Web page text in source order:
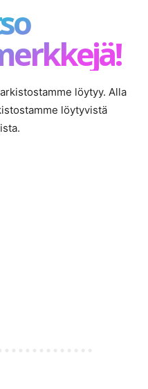
löytyy. Alla
löytyvistä